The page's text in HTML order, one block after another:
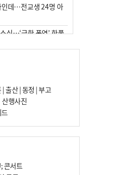
인데…전교생 24명 아
식…‘극한 폭염’ 한풀
도·다대포 연결해 서
8월 7일
경유지’ 된 부산…
북항으로 확정, 해양
|출산|동정 |부고
산행사진
드
콘서트